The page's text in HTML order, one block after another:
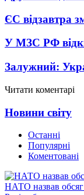
ЄС відзавтра
У МЗС РФ
Залужний:
Читати коментарі
Новини світу
Останні
Популярні
Коментовані
НАТО назвав